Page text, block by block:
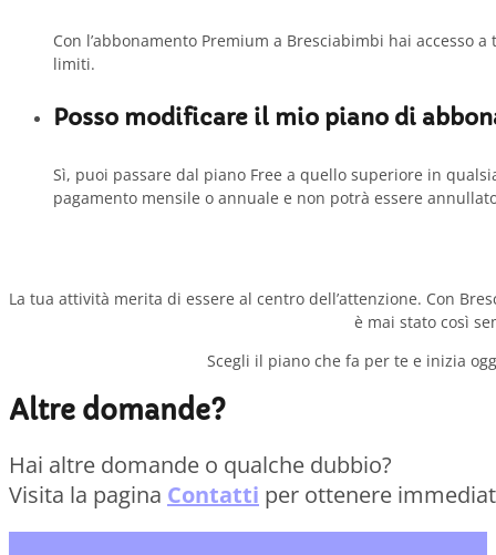
Con l’abbonamento Premium a Bresciabimbi hai
limiti.
Posso modificare il mio piano di
Sì, puoi passare dal piano Free a quello superiore in
pagamento mensile o annuale e non potrà essere
La tua attività merita di essere al centro dell’attenzione. Con
è mai stato così
Scegli il piano che fa per te e inizia
Altre domande?
Hai altre domande o qualche dubbio?
Visita la pagina Contatti per ottenere